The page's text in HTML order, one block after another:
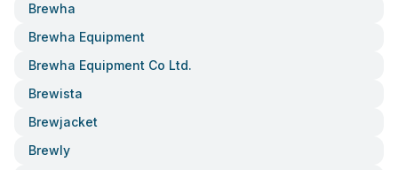
Brewha
Brewha Equipment
Brewha Equipment Co Ltd.
Brewista
Brewjacket
Brewly